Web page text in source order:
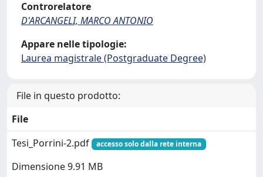
Controrelatore
D'ARCANGELI, MARCO ANTONIO
Appare nelle tipologie:
Laurea magistrale (Postgraduate Degree)
File in questo prodotto:
File
Tesi_Porrini-2.pdf
accesso solo dalla rete interna
Dimensione 9.91 MB